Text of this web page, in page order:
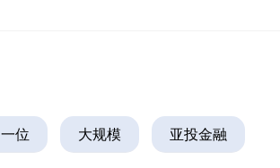
一位 大规模 亚投金融